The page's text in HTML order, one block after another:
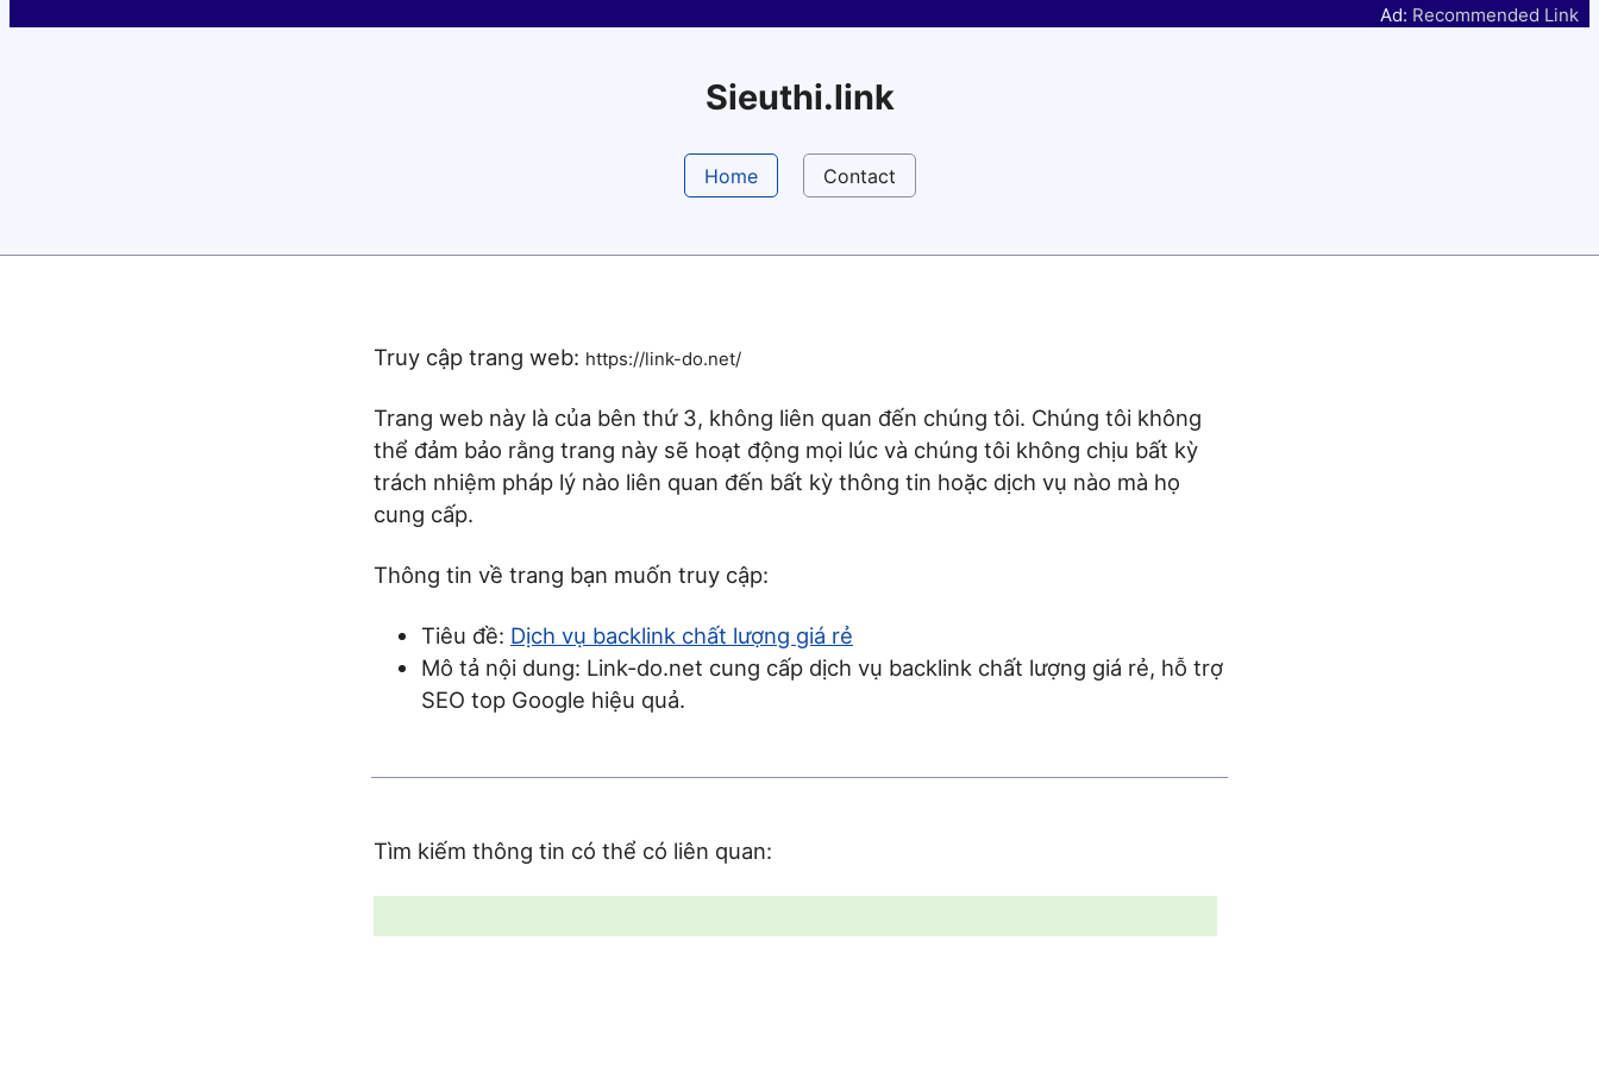
Ad: Recommended Link
Sieuthi.link
Home Contact
Truy cập trang web: https://link-do.net/
Trang web này là của bên thứ 3, không liên quan đến chúng tôi. Chúng tôi không
thể đảm bảo rằng trang này sẽ hoạt động mọi lúc và chúng tôi không chịu bất kỳ
trách nhiệm pháp lý nào liên quan đến bất kỳ thông tin hoặc dịch vụ nào mà họ
cung cấp.
Thông tin về trang bạn muốn truy cập:
Tiêu đề: Dịch vụ backlink chất lượng giá rẻ
Mô tả nội dung: Link-do.net cung cấp dịch vụ backlink chất lượng giá rẻ, hỗ trợ
SEO top Google hiệu quả.
Tìm kiếm thông tin có thể có liên quan: